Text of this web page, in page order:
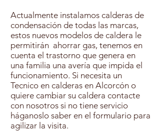
Actualmente instalamos calderas de
condensación de todas las marcas,
estos nuevos modelos de caldera le
permitirán ahorrar gas, tenemos en
cuenta el trastorno que genera en
una familia una avería que impida el
funcionamiento. Si necesita un
Tecnico en calderas en Alcorcón o
quiere cambiar su caldera contacte
con nosotros si no tiene servicio
háganoslo saber en el formulario para
agilizar la visita.